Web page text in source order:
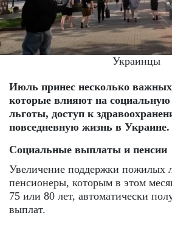
Украинцы
Июль принес несколько
которые влияют на социальную
льготы, доступ к
повседневную жизнь в Украине.
Социальные выплаты и пенсии
Увеличение поддержки пожилых
пенсионеры, которым в этом
75 или 80 лет, автоматически
выплат.